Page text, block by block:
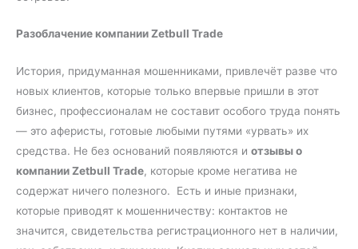
Разоблачение компании Zetbull Trade
История, придуманная мошенниками, привлечёт разве что
новых клиентов, которые только впервые пришли в этот
бизнес, профессионалам не составит особого труда понять
— это аферисты, готовые любыми путями «урвать» их
средства. Не без оснований появляются и отзывы о
компании Zetbull Trade, которые кроме негатива не
содержат ничего полезного. Есть и иные признаки,
которые приводят к мошенничеству: контактов не
значится, свидетельства регистрационного нет в наличии,